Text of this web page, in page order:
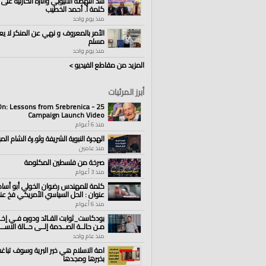
كلمة أ. أحمد الخطيب
منذ يوم واحد
الأمر بالمعروف و نهي عن المنكر لا
مسلم
منذ يوم واحد
المزيد من مقاطع الفيديو >
أبرز المرئيات
On: Lessons from Srebrenica -
Campaign Launch Video
منذ 6 أعوام
الهجرة النبوية الشريفة وثو.رة الشام
منذ عامين
صرخة من فلسطين المكلومة
منذ 3 أعوام
كلمة للمهندس رضوان الخولي أبو
عنوان : الحل السياسي الأمريكي فخ
منذ 6 أعوام
بودكاست_ثوابت القـائد ودوره فـي
مـن حالــة الصــدمة إلــى حــالة
منذ عام واحد
امة الاسلام هي خير البرية وسوف
بخيرها ومجدها